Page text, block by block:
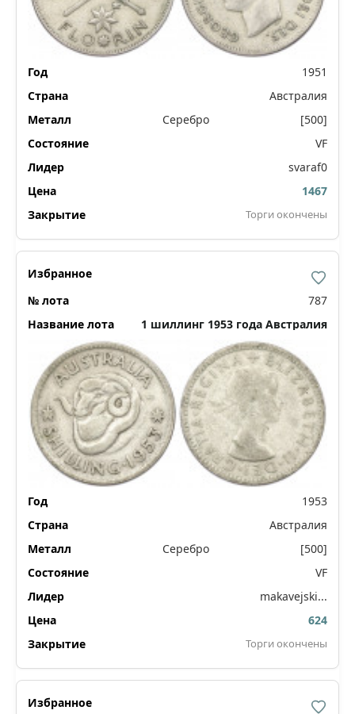
1951
Австралия
Серебро
[500]
VF
svaraf0
1467
Торги окончены
787
1 шиллинг 1953 года Австралия
1953
Австралия
Серебро
[500]
VF
makavejski...
624
Торги окончены